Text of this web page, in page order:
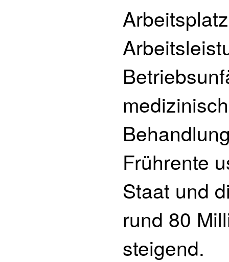
Frührente
Staat und
rund 80
steigend.